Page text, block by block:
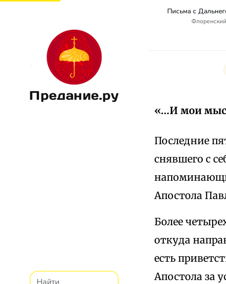
Предание.ру
«…И мои
Последние
снявшего с
Апостола
Более
откуда
есть
Апостола за